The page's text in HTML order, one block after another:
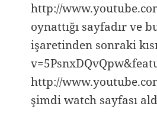
http://
oynattığı sayfadır ve
işaretinden sonraki
http://
şimdi watch sayfası